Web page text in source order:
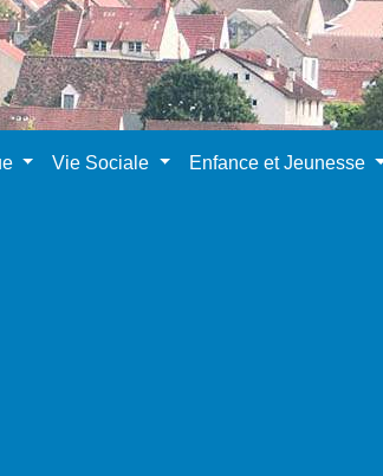
Vie Sociale Enfance et Jeunesse